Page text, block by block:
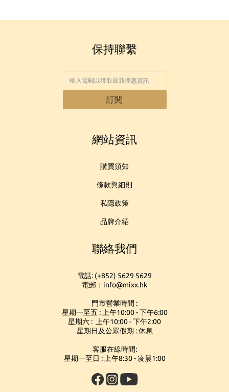
保持聯繫
訂閱
網站資訊
購買須知
條款與細則
私隱政策
品牌介紹
聯絡我們
電話: (+852) 5629 5629
電郵：info@mixx.hk
門市營業時間 :
星期一至五 : 上午10:00 - 下午6:00
星期六 : 上午10:00 - 下午2:00
星期日及公眾假期 : 休息
客服在線時間:
星期一至日 : 上午8:30 - 凌晨1:00